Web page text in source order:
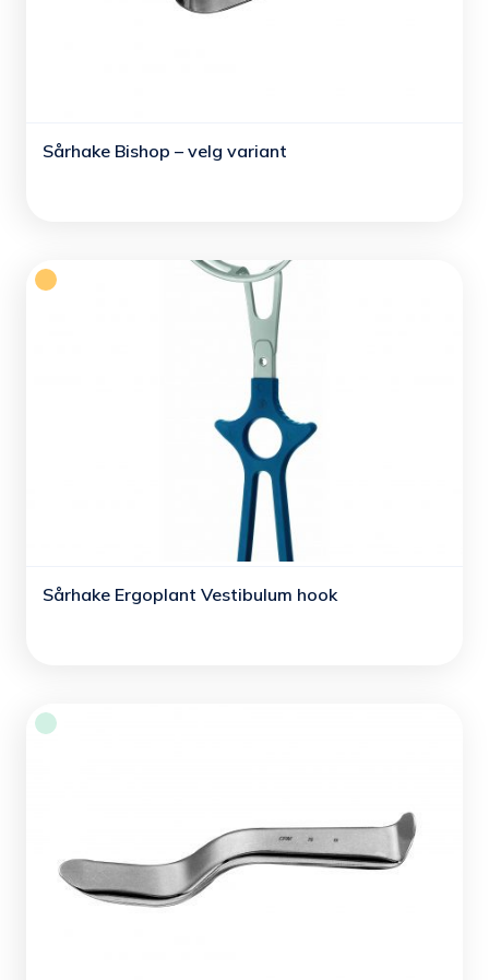
Sårhake Bishop – velg variant
Sårhake Ergoplant Vestibulum hook